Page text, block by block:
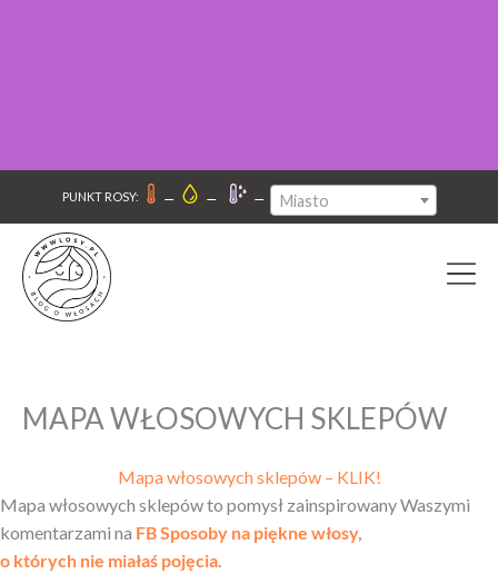
PUNKT ROSY: – – – Miasto
MAPA WŁOSOWYCH SKLEPÓW
Mapa włosowych sklepów – KLIK!
Mapa włosowych sklepów to pomysł zainspirowany Waszymi
komentarzami na FB Sposoby na piękne włosy,
o których nie miałaś pojęcia.